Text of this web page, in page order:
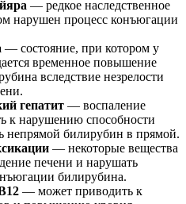
— редкое наследственное
нарушен процесс конъюгации
— состояние, при котором у
временное повышение
вследствие незрелости
гепатит — воспаление
к нарушению способности
непрямой билирубин в прямой.
— некоторые вещества
печени и нарушать
билирубина.
— может приводить к